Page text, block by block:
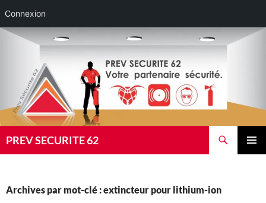
Connexion
Aller
PREV SECURITE 62
Archives par mot-clé : extincteur pour lithium-ion